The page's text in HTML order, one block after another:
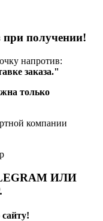
при получении!
напротив:
заказа."
только
компании
ИЛИ